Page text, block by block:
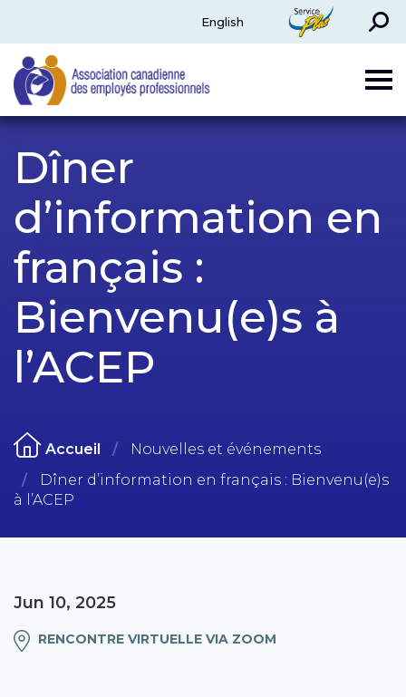
English
ServicePlus
Rechercher
CAPE
Dîner
d’information en
français :
Bienvenu(e)s à
l’ACEP
Accueil
Nouvelles et événements
Dîner d’information en français : Bienvenu(e)s
à l’ACEP
Jun 10, 2025
RENCONTRE VIRTUELLE VIA ZOOM